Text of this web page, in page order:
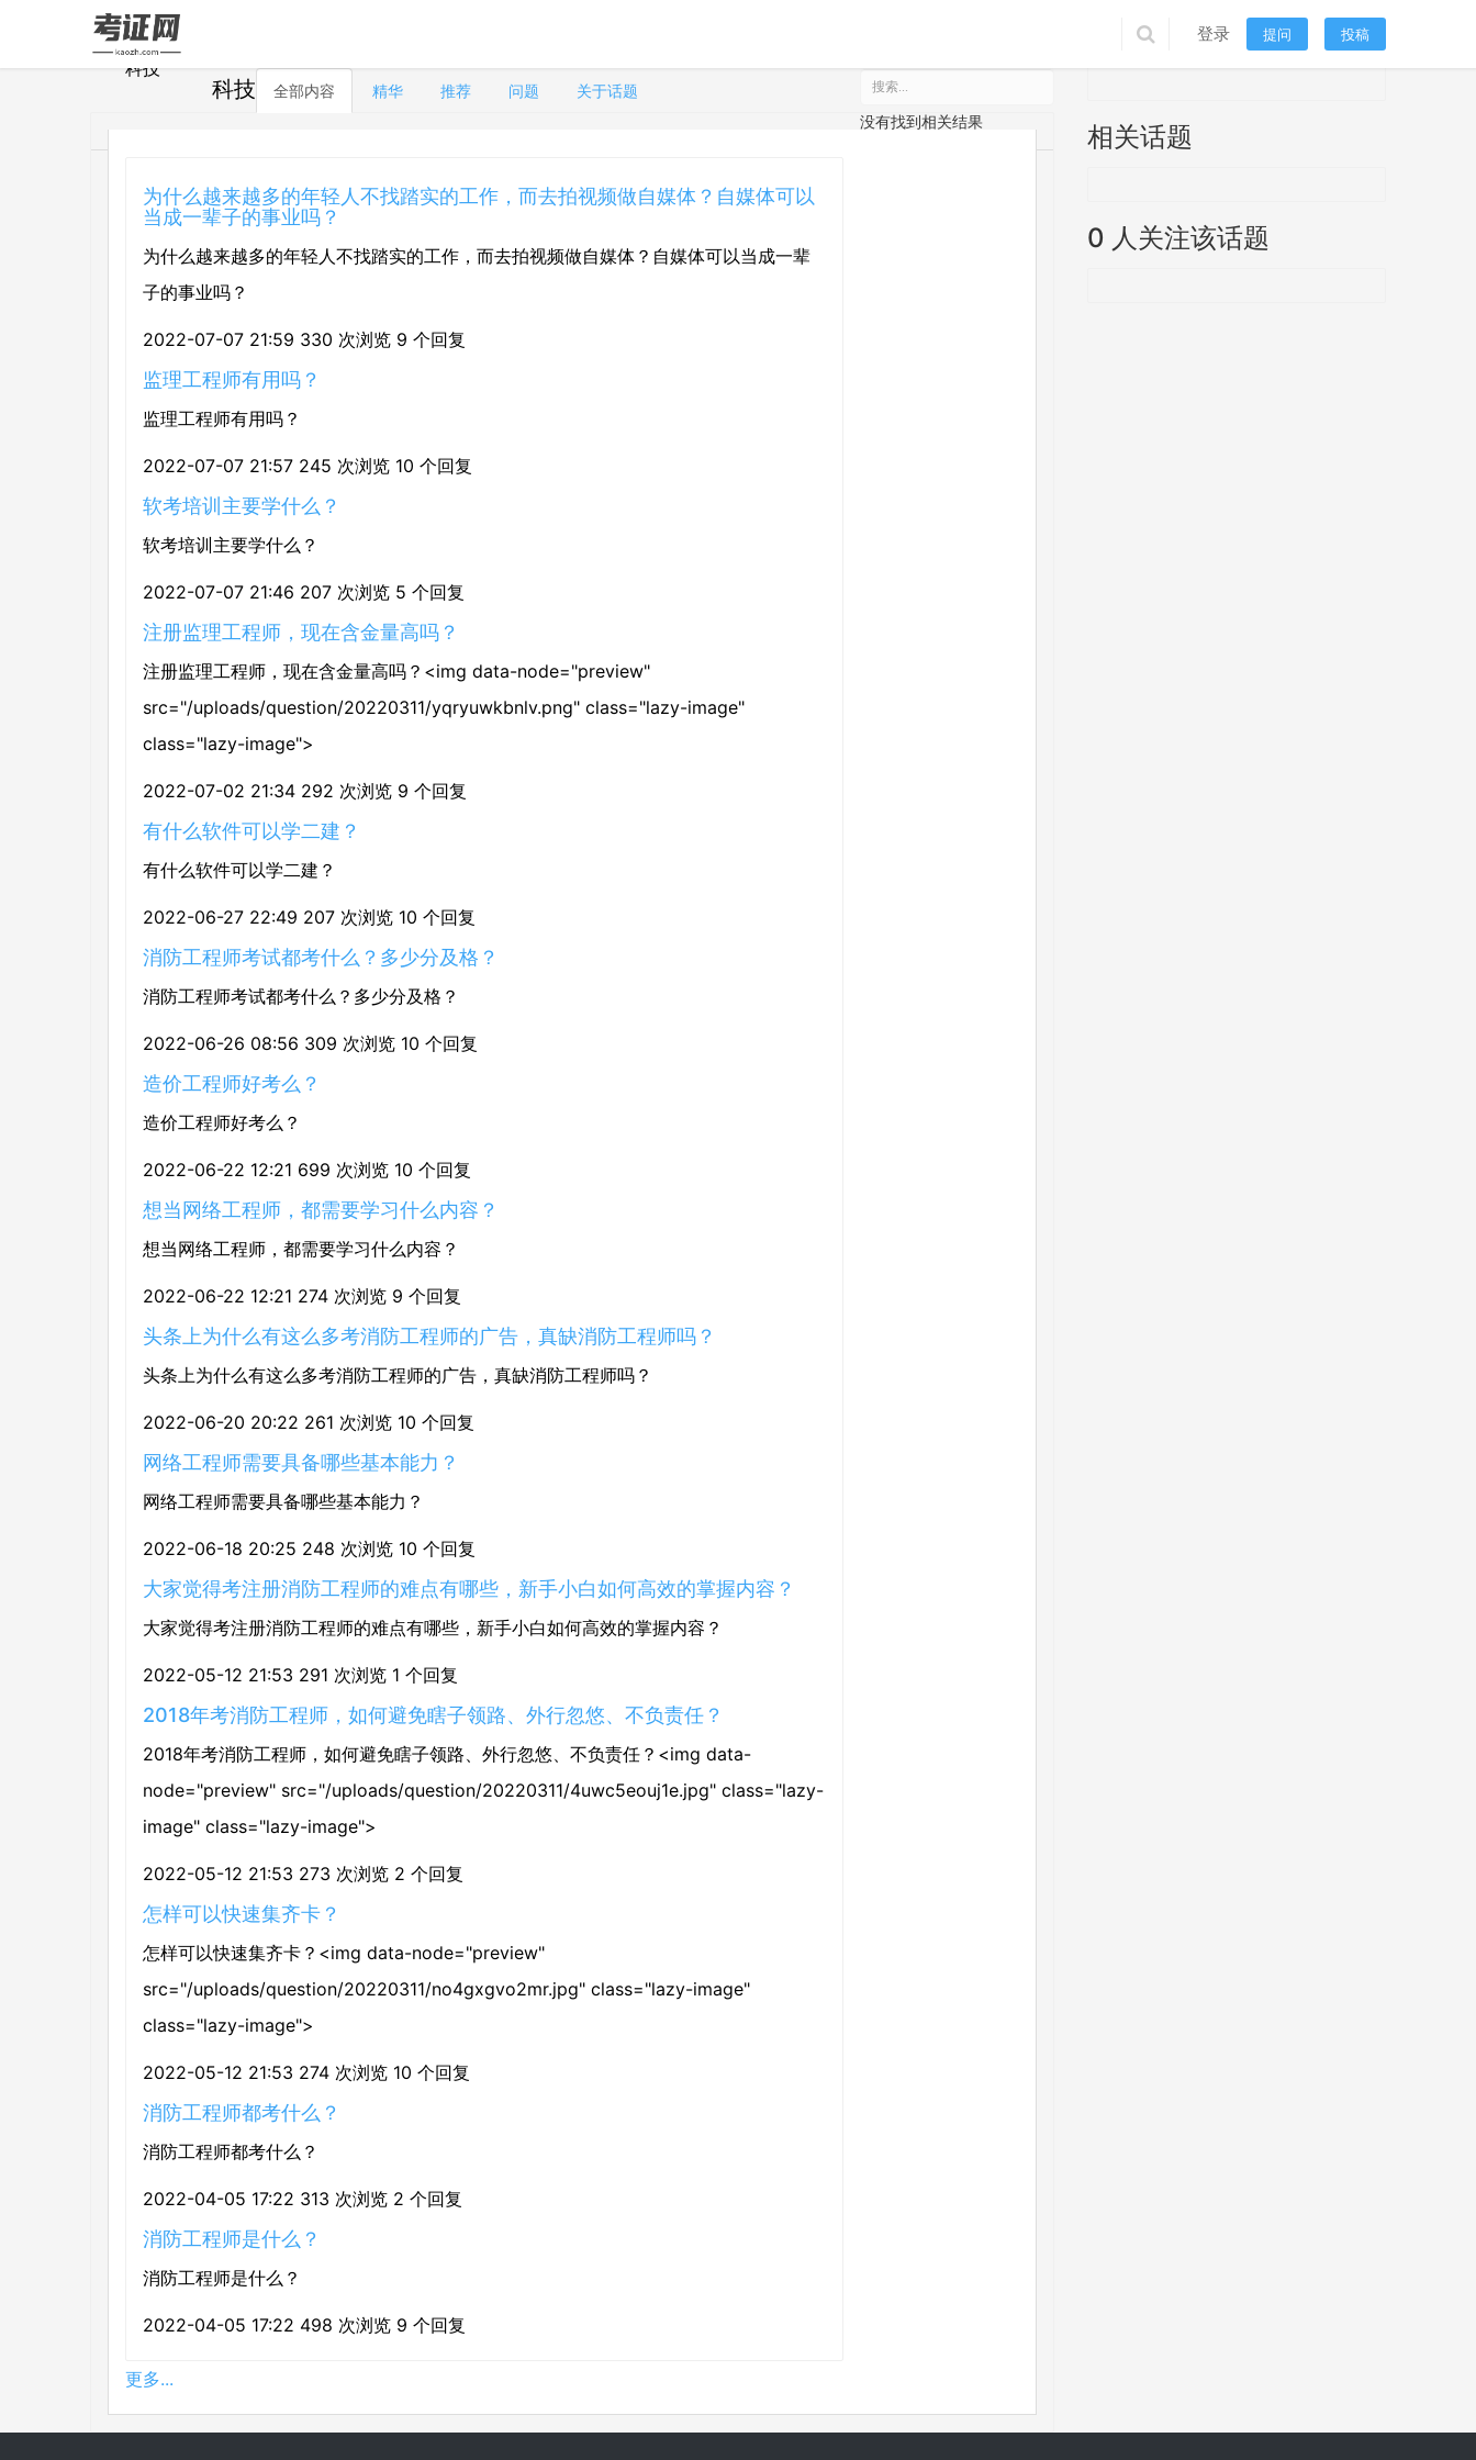
登录 提问 投稿
科技 全部内容 精华 推荐 问题
关于话题
没有找到相关结果
为什么越来越多的年轻人不找踏实的工作，而去拍视频做自媒体？自媒体可以
当成一辈子的事业吗？
为什么越来越多的年轻人不找踏实的工作，而去拍视频做自媒体？自媒体可以当成一辈
子的事业吗？
2022-07-07 21:59 330 次浏览 9 个回复
监理工程师有用吗？
监理工程师有用吗？
2022-07-07 21:57 245 次浏览 10 个回复
软考培训主要学什么？
软考培训主要学什么？
2022-07-07 21:46 207 次浏览 5 个回复
注册监理工程师，现在含金量高吗？
注册监理工程师，现在含金量高吗？<img data-node="preview"
src="/uploads/question/20220311/yqryuwkbnlv.png" class="lazy-image"
class="lazy-image">
2022-07-02 21:34 292 次浏览 9 个回复
有什么软件可以学二建？
有什么软件可以学二建？
2022-06-27 22:49 207 次浏览 10 个回复
消防工程师考试都考什么？多少分及格？
消防工程师考试都考什么？多少分及格？
2022-06-26 08:56 309 次浏览 10 个回复
造价工程师好考么？
造价工程师好考么？
2022-06-22 12:21 699 次浏览 10 个回复
想当网络工程师，都需要学习什么内容？
想当网络工程师，都需要学习什么内容？
2022-06-22 12:21 274 次浏览 9 个回复
头条上为什么有这么多考消防工程师的广告，真缺消防工程师吗？
头条上为什么有这么多考消防工程师的广告，真缺消防工程师吗？
2022-06-20 20:22 261 次浏览 10 个回复
网络工程师需要具备哪些基本能力？
网络工程师需要具备哪些基本能力？
2022-06-18 20:25 248 次浏览 10 个回复
大家觉得考注册消防工程师的难点有哪些，新手小白如何高效的掌握内容？
大家觉得考注册消防工程师的难点有哪些，新手小白如何高效的掌握内容？
2022-05-12 21:53 291 次浏览 1 个回复
2018年考消防工程师，如何避免瞎子领路、外行忽悠、不负责任？
2018年考消防工程师，如何避免瞎子领路、外行忽悠、不负责任？<img data-
node="preview" src="/uploads/question/20220311/4uwc5eouj1e.jpg" class="lazy-
image" class="lazy-image">
2022-05-12 21:53 273 次浏览 2 个回复
怎样可以快速集齐卡？
怎样可以快速集齐卡？<img data-node="preview"
src="/uploads/question/20220311/no4gxgvo2mr.jpg" class="lazy-image"
class="lazy-image">
2022-05-12 21:53 274 次浏览 10 个回复
消防工程师都考什么？
消防工程师都考什么？
2022-04-05 17:22 313 次浏览 2 个回复
消防工程师是什么？
消防工程师是什么？
2022-04-05 17:22 498 次浏览 9 个回复
更多...
话题描述
相关话题
0 人关注该话题